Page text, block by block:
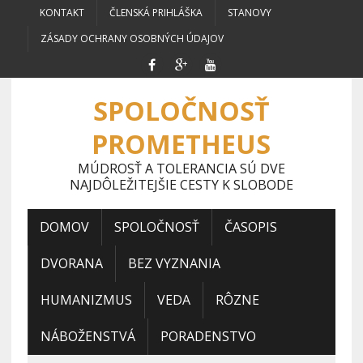
KONTAKT ČLENSKÁ PRIHLÁŠKA
STANOVY
ZÁSADY OCHRANY OSOBNÝCH ÚDAJOV
SPOLOČNOSŤ
PROMETHEUS
MÚDROSŤ A TOLERANCIA SÚ DVE
NAJDÔLEŽITEJŠIE CESTY K SLOBODE
DOMOV SPOLOČNOSŤ ČASOPIS
DVORANA BEZ VYZNANIA
HUMANIZMUS VEDA RÔZNE
NÁBOŽENSTVÁ PORADENSTVO